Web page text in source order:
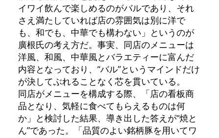
イワイ飲んで楽しめるのがバルであり、それ
さえ満たしていれば店の雰囲気は別に洋で
も、和でも、中華でも構わない」というのが
廣根氏の考え方だ。事実、同店のメニューは
洋風、和風、中華風とバラエティーに富んだ
内容となっており、“バル”というマインドだけ
が決してぶれることなく芯を貫いている。
同店がメニューを構成する際、「店の看板商
品となり、気軽に食べてもらえるものは何
か」と検討した結果、導き出した答えが“焼と
ん”であった。「品質のよい銘柄豚を用いてワ